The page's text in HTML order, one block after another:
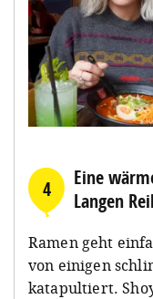
4
Eine
Langen
Ramen geht
von einigen
katapultiert.